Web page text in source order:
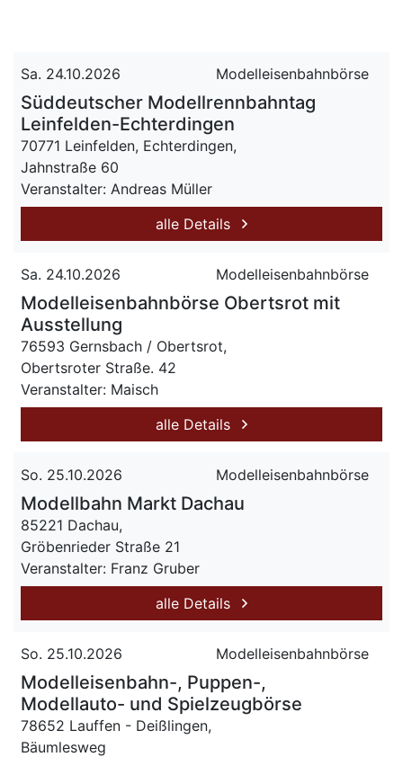
Sa. 24.10.2026 Modelleisenbahnbörse
Süddeutscher Modellrennbahntag
Leinfelden-Echterdingen
70771 Leinfelden, Echterdingen,
Jahnstraße 60
Veranstalter: Andreas Müller
alle Details
Sa. 24.10.2026 Modelleisenbahnbörse
Modelleisenbahnbörse Obertsrot mit
Ausstellung
76593 Gernsbach / Obertsrot,
Obertsroter Straße. 42
Veranstalter: Maisch
alle Details
So. 25.10.2026 Modelleisenbahnbörse
Modellbahn Markt Dachau
85221 Dachau,
Gröbenrieder Straße 21
Veranstalter: Franz Gruber
alle Details
So. 25.10.2026 Modelleisenbahnbörse
Modelleisenbahn-, Puppen-,
Modellauto- und Spielzeugbörse
78652 Lauffen - Deißlingen,
Bäumlesweg